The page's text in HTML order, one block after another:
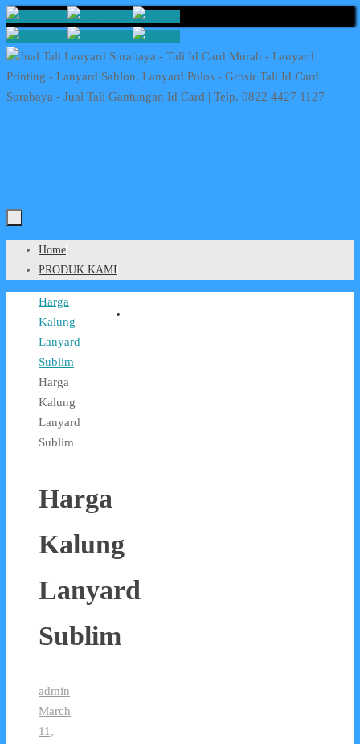
Skip
to
content
Skip
Home
PRODUK KAMI
Home
Harga
Kalung
Lanyard
Sublim
Harga
Kalung
Lanyard
Sublim
Harga
Kalung
Lanyard
Sublim
admin
March
11,